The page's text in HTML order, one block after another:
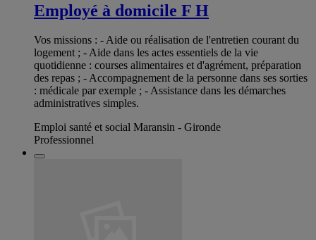
Employé à domicile F H
Vos missions : - Aide ou réalisation de l'entretien courant du
logement ; - Aide dans les actes essentiels de la vie
quotidienne : courses alimentaires et d'agrément, préparation
des repas ; - Accompagnement de la personne dans ses sorties
: médicale par exemple ; - Assistance dans les démarches
administratives simples.
Emploi santé et social Maransin - Gironde
Professionnel